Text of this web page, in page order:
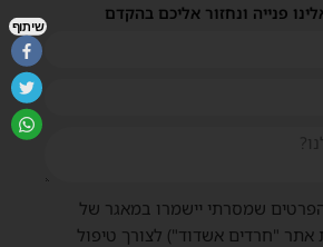
פנייה ונחזור אליכם בהקדם
שמסרתי יישמרו במאגר של
"חרדים אשדוד") לצורך טיפול
שיתוף